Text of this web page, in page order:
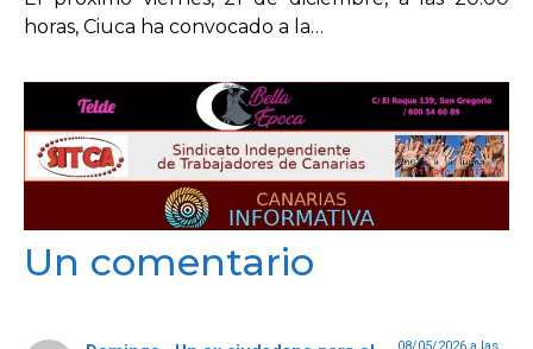
horas, Ciuca ha convocado a la…
Un comentario